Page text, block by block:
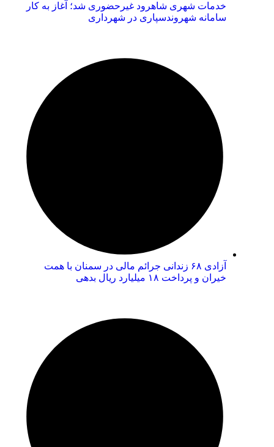
خدمات شهری شاهرود غیرحضوری شد؛ آغاز به کار
سامانه شهروندسپاری در شهرداری
آزادی ۶۸ زندانی جرائم مالی در سمنان با همت
خیران و پرداخت ۱۸ میلیارد ریال بدهی